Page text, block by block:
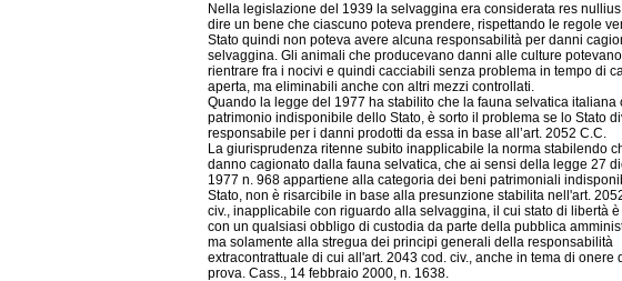
Nella legislazione del 1939 la selvaggina era considerata res
dire un bene che ciascuno poteva prendere, rispettando le regole
Stato quindi non poteva avere alcuna responsabilità per danni
selvaggina. Gli animali che producevano danni alle culture
rientrare fra i nocivi e quindi cacciabili senza problema in tempo di
aperta, ma eliminabili anche con altri mezzi controllati.
Quando la legge del 1977 ha stabilito che la fauna selvatica italiana
patrimonio indisponibile dello Stato, è sorto il problema se lo Stato
responsabile per i danni prodotti da essa in base all’art. 2052 C.C.
La giurisprudenza ritenne subito inapplicabile la norma stabilendo
danno cagionato dalla fauna selvatica, che ai sensi della legge 27
1977 n. 968 appartiene alla categoria dei beni patrimoniali
Stato, non è risarcibile in base alla presunzione stabilita nell'art.
civ., inapplicabile con riguardo alla selvaggina, il cui stato di libertà
con un qualsiasi obbligo di custodia da parte della pubblica
ma solamente alla stregua dei principi generali della responsabilità
extracontrattuale di cui all'art. 2043 cod. civ., anche in tema di onere
prova. Cass., 14 febbraio 2000, n. 1638.